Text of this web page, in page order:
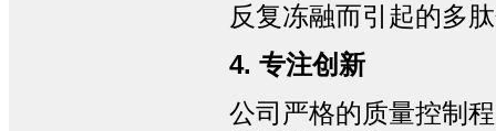
反复冻融而引起的多
4. 专注创新
公司严格的质量控制